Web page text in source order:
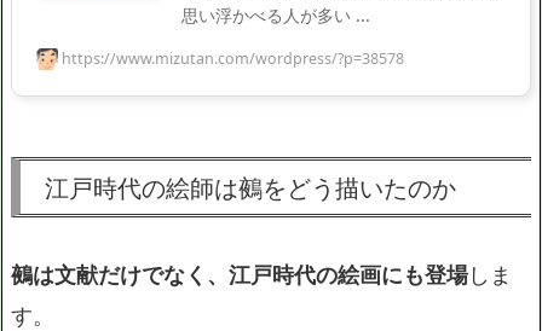
思い浮かべる人が多い ...
https://www.mizutan.com/wordpress/?p=38578
江戸時代の絵師は鵺をどう描いたのか
鵺は文献だけでなく、江戸時代の絵画にも登場しま
す。